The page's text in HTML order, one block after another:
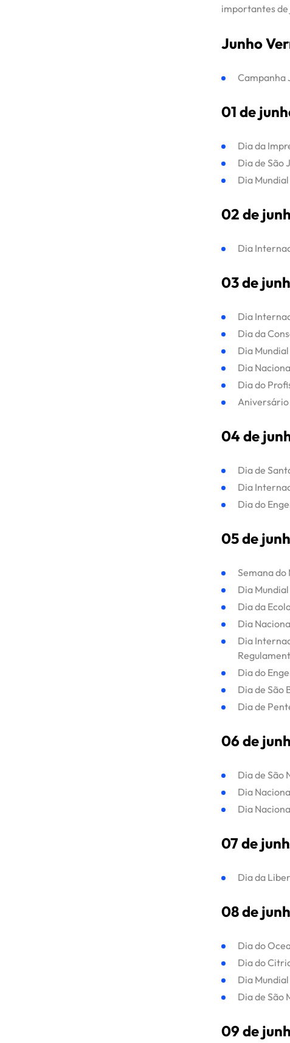
importantes de
Junho
Campanha
01 de
Dia da
Dia de São
Dia
02 de
Dia
03 de
Dia
Dia da
Dia
Dia
Dia do
Aniversário
04 de
Dia de
Dia
Dia do
05 de
Semana do
Dia
Dia da
Dia
Dia
Dia do
Dia de São
Dia de
06 de
Dia de São
Dia
Dia
07 de
Dia da
08 de
Dia do
Dia do
Dia
Dia de São
09 de